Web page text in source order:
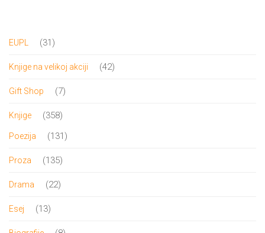
EUPL 3131
Knjige na velikoj akciji 4242
Gift Shop 77
Knjige 358358
proizvoda
Poezija 131131
Proza 135135
Drama 2222
Esej 1313